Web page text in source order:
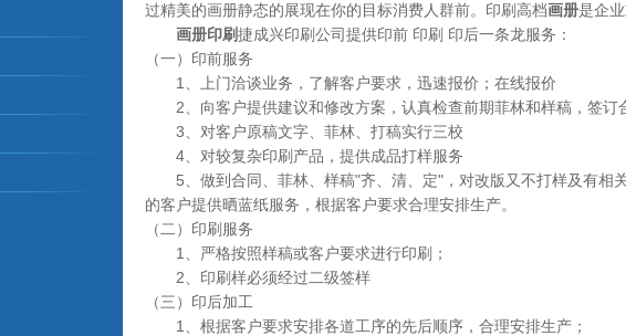
过精美的画册静态的展现在你的目标消费人群前。印刷高档画册是企
画册印刷捷成兴印刷公司提供印前 印刷 印后一条龙服务：
（一）印前服务
1、上门洽谈业务，了解客户要求，迅速报价；在线报价
2、向客户提供建议和修改方案，认真检查前期菲林和样稿，签订
3、对客户原稿文字、菲林、打稿实行三校
4、对较复杂印刷产品，提供成品打样服务
5、做到合同、菲林、样稿"齐、清、定"，对改版又不打样及有相
的客户提供晒蓝纸服务，根据客户要求合理安排生产。
（二）印刷服务
1、严格按照样稿或客户要求进行印刷；
2、印刷样必须经过二级签样
（三）印后加工
1、根据客户要求安排各道工序的先后顺序，合理安排生产；